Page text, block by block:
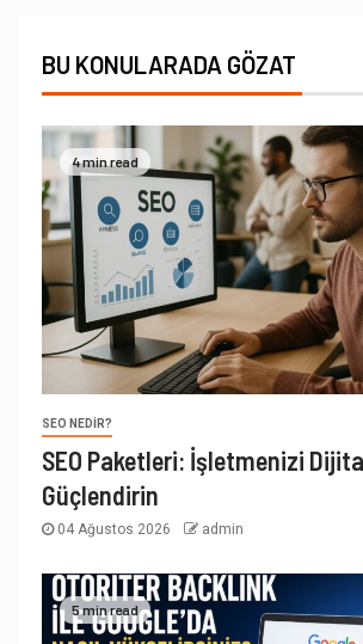
BU KONULARADA GÖZAT
4 min read
SEO NEDIR?
SEO Paketleri: İşletmenizi
Güçlendirin
04 Ağustos 2026 admin
5 min read